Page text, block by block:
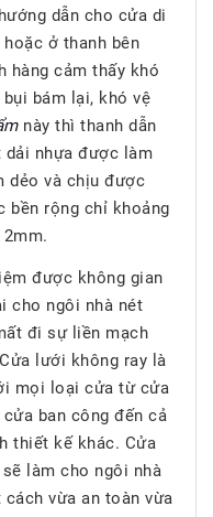
dẫn cho cửa di
ở thanh bên
hàng cảm thấy khó
bám lại, khó vệ
này thì thanh dẫn
dải nhựa được làm
dẻo và chịu được
bền rộng chỉ khoảng
được không gian
cho ngôi nhà nét
đi sự liền mạch
lưới không ray là
mọi loại cửa từ cửa
ban công đến cả
thiết kế khác. Cửa
làm cho ngôi nhà
vừa an toàn vừa